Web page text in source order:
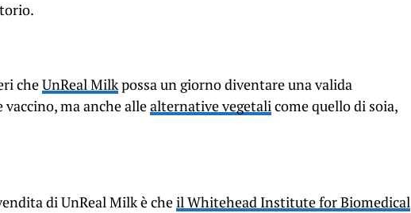
cheUnReal Milkpossa un giorno diventare una valida
ma anche allealternative vegetalicome quello di soia,
di UnReal Milk è cheil Whitehead Institute for Biomedical